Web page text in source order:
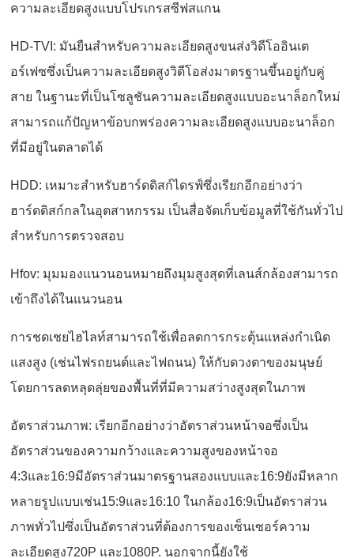
ความละเอียดสูงแบบโปรเกรสซีฟสแกน
HD-TVI: มันยืนสำหรับความละเอียดสูงขนส่งวิดีโออินเต
อร์เฟซซึ่งเป็นความละเอียดสูงวิดีโอส่งมาตรฐานขึ้นอยู่กับคู่
สาย ในฐานะที่เป็นโซลูชันความละเอียดสูงแบบอะนาล็อกใหม่
สามารถแก้ปัญหาข้อบกพร่องความละเอียดสูงแบบอะนาล็อก
ที่มีอยู่ในตลาดได้
HDD: เหมาะสำหรับฮาร์ดดิสก์ไดรฟ์ซึ่งเรียกอีกอย่างว่า
ฮาร์ดดิสก์กลในอุตสาหกรรม เป็นสื่อจัดเก็บข้อมูลที่ใช้กันทั่วไป
สำหรับการตรวจสอบ
Hfov: มุมมองแนวนอนหมายถึงมุมสูงสุดที่เลนส์กล้องสามารถ
เข้าถึงได้ในแนวนอน
การชดเชยไฮไลท์สามารถใช้เพื่อลดการกระตุ้นแหล่งกำเนิด
แสงสูง (เช่นไฟรถยนต์และไฟถนน) ให้กับดวงตาของมนุษย์
โดยการลดหลุดลุ่ยของพื้นที่ที่มีความสว่างสูงสุดในภาพ
อัตราส่วนภาพ: เรียกอีกอย่างว่าอัตราส่วนหน้าจอซึ่งเป็น
อัตราส่วนของความกว้างและความสูงของหน้าจอ
4:3และ16:9มีอัตราส่วนมาตรฐานสองแบบและ16:9ยังมีหลาก
หลายรูปแบบเช่น15:9และ16:10 ในกล้อง16:9เป็นอัตราส่วน
ภาพทั่วไปซึ่งเป็นอัตราส่วนที่ต้องการของเซ็นเซอร์ความ
ละเอียดสูง720P และ1080P. นอกจากนี้ยังใช้